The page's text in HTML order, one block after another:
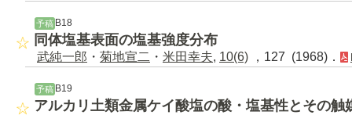
予稿 B18
同体塩基表面の塩基強度分布
武純一郎 ・ 菊地宣二 ・ 米田幸夫, 10(6) ，127 (1968)．
予稿 B19
アルカリ土類金属ケイ酸塩の酸・塩基性とその触